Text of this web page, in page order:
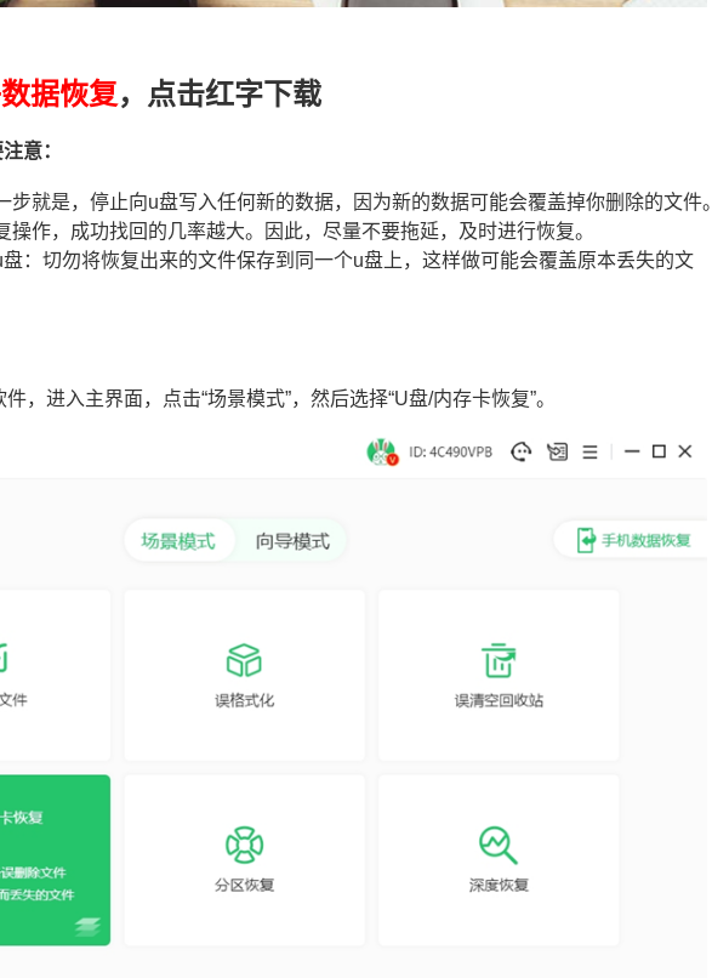
据恢复，点击红字下载
意：
步就是，停止向u盘写入任何新的数据，因为新的数据可能会覆盖掉你删除的文件
操作，成功找回的几率越大。因此，尽量不要拖延，及时进行恢复。
：切勿将恢复出来的文件保存到同一个u盘上，这样做可能会覆盖原本丢失的文
，进入主界面，点击“场景模式”，然后选择“U盘/内存卡恢复”。